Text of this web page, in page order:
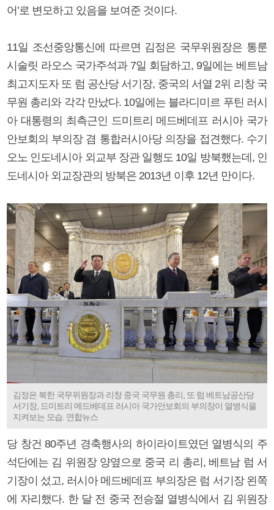
어’로 변모하고 있음을 보여준 것이다.
11일 조선중앙통신에 따르면 김정은 국무위원장은 통룬
시술릿 라오스 국가주석과 7일 회담하고, 9일에는 베트남
최고지도자 또 럼 공산당 서기장, 중국의 서열 2위 리창 국
무원 총리와 각각 만났다. 10일에는 블라디미르 푸틴 러시
아 대통령의 최측근인 드미트리 메드베데프 러시아 국가
안보회의 부의장 겸 통합러시아당 의장을 접견했다. 수기
오노 인도네시아 외교부 장관 일행도 10일 방북했는데, 인
도네시아 외교장관의 방북은 2013년 이후 12년 만이다.
김정은 북한 국무위원장과 리창 중국 국무원 총리, 또 럼 베트남공산당
서기장, 드미트리 메드베데프 러시아 국가안보회의 부의장이 열병식을
지켜보는 모습. 연합뉴스
당 창건 80주년 경축행사의 하이라이트였던 열병식의 주
석단에는 김 위원장 양옆으로 중국 리 총리, 베트남 럼 서
기장이 섰고, 러시아 메드베데프 부의장은 럼 서기장 왼쪽
에 자리했다. 한 달 전 중국 전승절 열병식에서 김 위원장